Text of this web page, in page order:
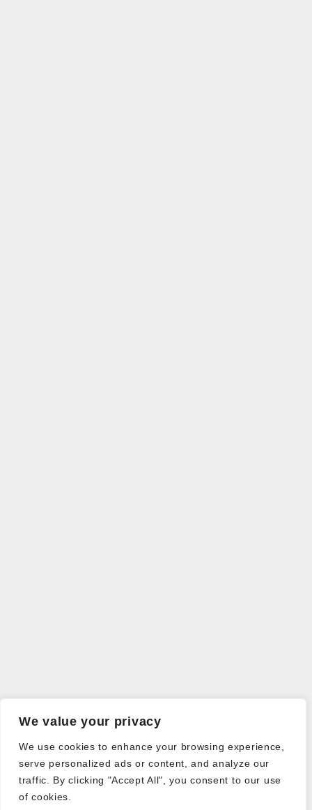
We value your privacy
We use cookies to enhance your browsing experience,
serve personalized ads or content, and analyze our
traffic. By clicking "Accept All", you consent to our use
of cookies.